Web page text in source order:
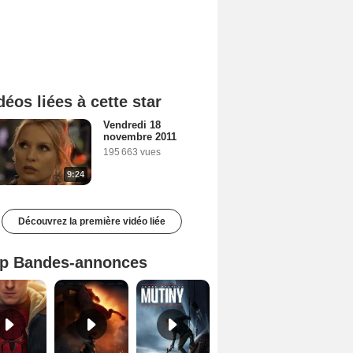
liées à cette star
9:24
Vendredi 18
novembre 2011
195 663 vues
Découvrez la première vidéo liée
Bandes-annonces
Spider-Man: Brand New Day Bande-annonce VO STFR L'Odyssée Bande-annonce VO STFR